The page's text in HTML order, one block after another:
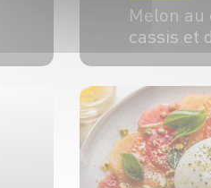
Melon au
cassis et